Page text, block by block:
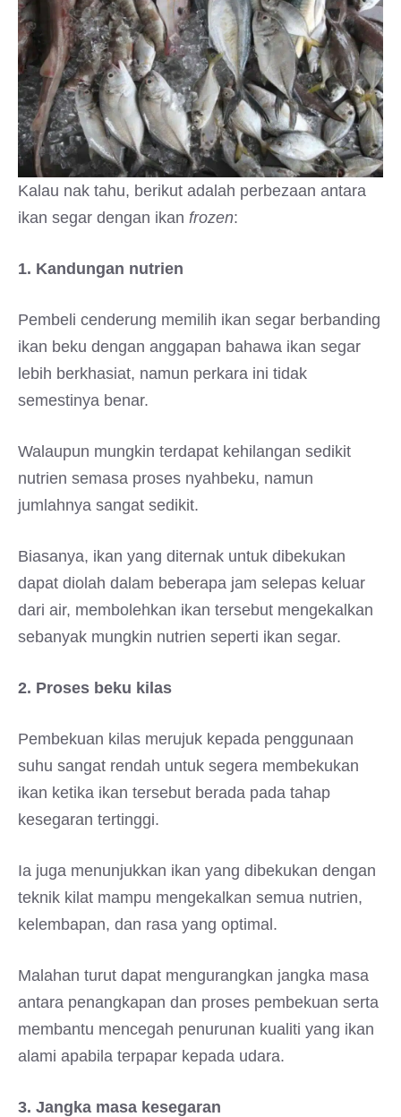
Kalau nak tahu, berikut adalah perbezaan antara
ikan segar dengan ikan frozen:
1. Kandungan nutrien
Pembeli cenderung memilih ikan segar berbanding
ikan beku dengan anggapan bahawa ikan segar
lebih berkhasiat, namun perkara ini tidak
semestinya benar.
Walaupun mungkin terdapat kehilangan sedikit
nutrien semasa proses nyahbeku, namun
jumlahnya sangat sedikit.
Biasanya, ikan yang diternak untuk dibekukan
dapat diolah dalam beberapa jam selepas keluar
dari air, membolehkan ikan tersebut mengekalkan
sebanyak mungkin nutrien seperti ikan segar.
2. Proses beku kilas
Pembekuan kilas merujuk kepada penggunaan
suhu sangat rendah untuk segera membekukan
ikan ketika ikan tersebut berada pada tahap
kesegaran tertinggi.
Ia juga menunjukkan ikan yang dibekukan dengan
teknik kilat mampu mengekalkan semua nutrien,
kelembapan, dan rasa yang optimal.
Malahan turut dapat mengurangkan jangka masa
antara penangkapan dan proses pembekuan serta
membantu mencegah penurunan kualiti yang ikan
alami apabila terpapar kepada udara.
3. Jangka masa kesegaran